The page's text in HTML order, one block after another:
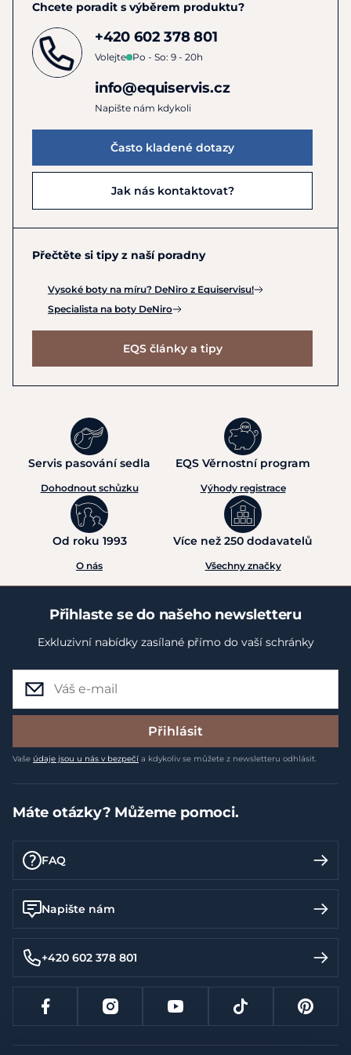
zplesnivět.
Nezapomínejte na zipy. V případě vysokých bot, nebo
perek se zipem, je potřeba pravidelně čistit i ten.
Nečistoty v zipu způsobují jeho špatnou pohyblivost,
což může vést k vylámání zoubků, nebo k zaseknutí
zipu. Stačí zip pravidelně očistit malým kartáčkem.
Pro čištění a ošetření můžete použít
Čistěte alespoň 1x za 14 dní, ideálně jednou za týden.
Chcete poradit s výběrem produktu?
+420 602 378 801
Volejte Po - So: 9 - 20h
info@equiservis.cz
Napište nám kdykoli
Často kladené dotazy
Jak nás kontaktovat?
Přečtěte si tipy z naší poradny
Vysoké boty na míru? DeNiro z Equiservisu!
Specialista na boty DeNiro
EQS články a tipy
Servis pasování sedla
Dohodnout schůzku
EQS Věrnostní program
Výhody registrace
Od roku 1993
O nás
Více než 250 dodavatelů
Všechny značky
Přihlaste se do našeho newsletteru
Exkluzivní nabídky zasílané přímo do vaší schránky
Přihlásit
Vaše údaje jsou u nás v bezpečí a kdykoliv se můžete z newsletteru odhlásit.
Máte otázky? Můžeme pomoci.
FAQ
Napište nám
+420 602 378 801